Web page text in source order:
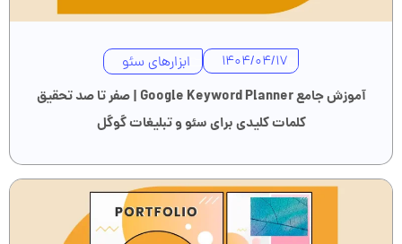
1404/04/17
ابزارهای سئو
آموزش جامع Google Keyword Planner | صفر تا صد تحقیق
کلمات کلیدی برای سئو و تبلیغات گوگل